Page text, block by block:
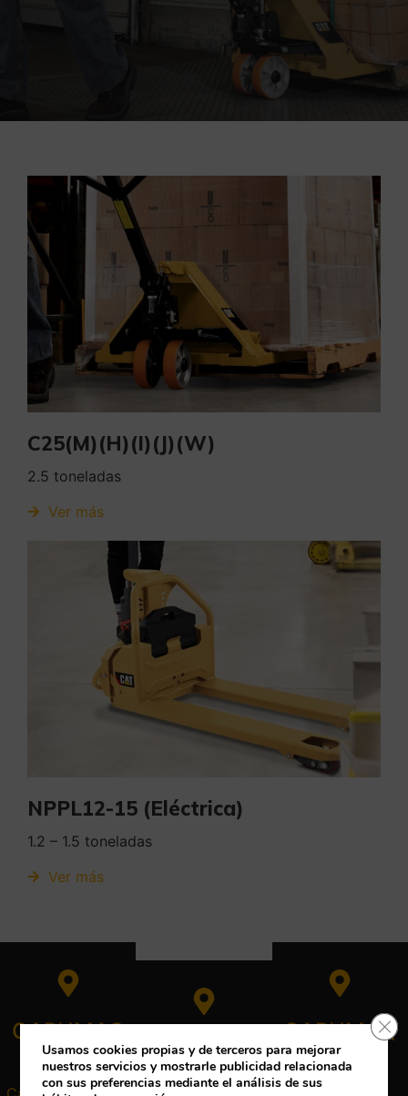
C25(M)(H)(I)(J)(W)
2.5 toneladas
Ver más
NPPL12-15 (Eléctrica)
1.2 – 1.5 toneladas
Ver más
CARUMAQ
Tenerife
CARUMAQ
Tenerife
CARUMAQ
Gran
Canaria
Usamos cookies propias y de terceros para mejorar
nuestros servicios y mostrarle publicidad relacionada
con sus preferencias mediante el análisis de sus